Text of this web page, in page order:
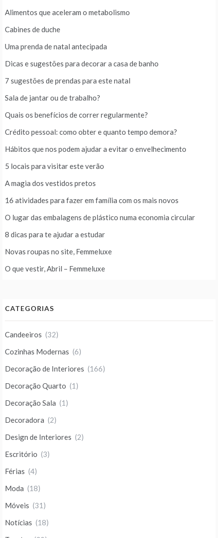
Alimentos que aceleram o metabolismo
Cabines de duche
Uma prenda de natal antecipada
Dicas e sugestões para decorar a casa de banho
7 sugestões de prendas para este natal
Sala de jantar ou de trabalho?
Quais os benefícios de correr regularmente?
Crédito pessoal: como obter e quanto tempo demora?
Hábitos que nos podem ajudar a evitar o envelhecimento
5 locais para visitar este verão
A magia dos vestidos pretos
16 atividades para fazer em família com os mais novos
O lugar das embalagens de plástico numa economia circular
8 dicas para te ajudar a estudar
Novas roupas no site, Femmeluxe
O que vestir, Abril – Femmeluxe
CATEGORIAS
Candeeiros (32)
Cozinhas Modernas (6)
Decoração de Interiores (166)
Decoração Quarto (1)
Decoração Sala (1)
Decoradora (2)
Design de Interiores (2)
Escritório (3)
Férias (4)
Moda (18)
Móveis (31)
Notícias (18)